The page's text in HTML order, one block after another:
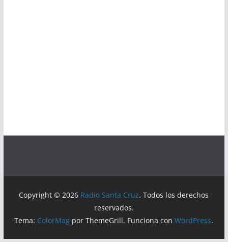
Copyright © 2026 Radio Santa Cruz. Todos los derechos
reservados.
Tema: ColorMag por ThemeGrill. Funciona conWordPress.